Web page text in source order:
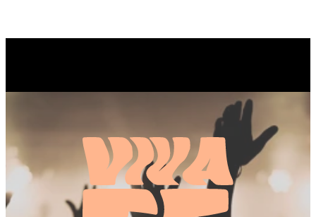
DÓNDE ESTAMOS
VIVAFE Music ©  2025 All Rights